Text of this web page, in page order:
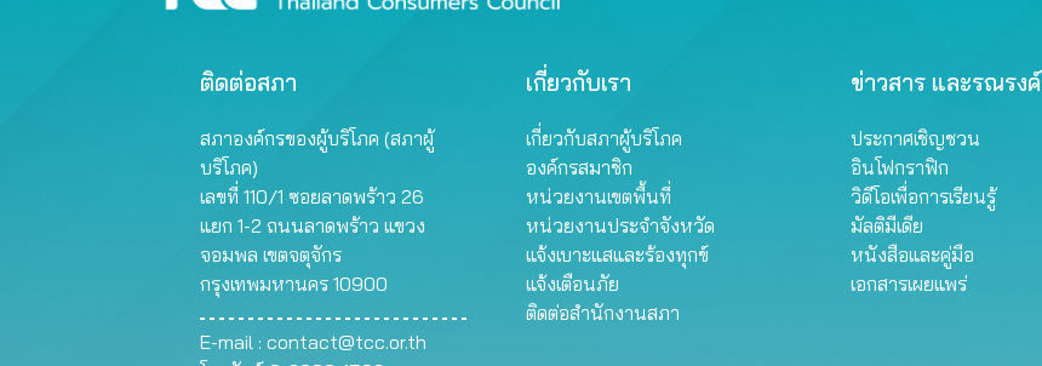
ติดต่อสภา
สภาองค์กรของผู้บริโภค (สภาผู้
บริโภค)
เลขที่ 110/1 ซอยลาดพร้าว 26
แยก 1-2 ถนนลาดพร้าว แขวง
จอมพล เขตจตุจักร
กรุงเทพมหานคร 10900
E-mail : contact@tcc.or.th
เกี่ยวกับเรา
เกี่ยวกับสภาผู้บริโภค
องค์กรสมาชิก
หน่วยงานเขตพื้นที่
หน่วยงานประจำจังหวัด
แจ้งเบาะแสและร้องทุกข์
แจ้งเตือนภัย
ติดต่อสำนักงานสภา
ข่าวสาร และรณรงค์
ประกาศเชิญชวน
อินโฟกราฟิก
วิดีโอเพื่อการเรียนรู้
มัลติมีเดีย
หนังสือและคู่มือ
เอกสารเผยแพร่